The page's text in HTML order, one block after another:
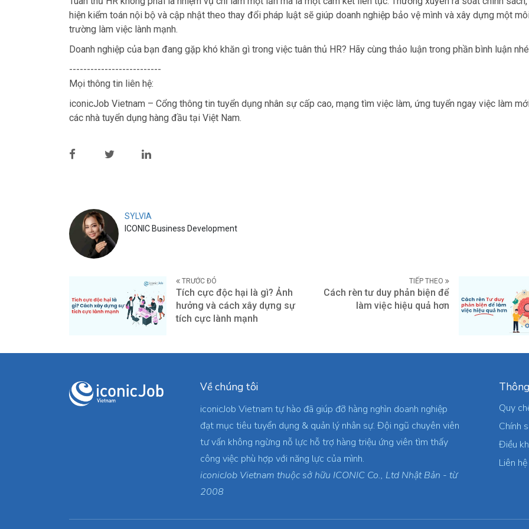
hiện kiểm toán nội bộ và cập nhật theo thay đổi pháp luật sẽ giúp doanh nghiệp bảo vệ mình và xây dựng một
trường làm việc lành mạnh.
Doanh nghiệp của bạn đang gặp khó khăn gì trong việc tuân thủ HR? Hãy cùng thảo luận trong phần bình luận
--------------------------
Mọi thông tin liên hệ:
iconicJob Vietnam – Cổng thông tin tuyển dụng nhân sự cấp cao, mạng tìm việc làm, ứng tuyển ngay việc làm
các nhà tuyển dụng hàng đầu tại Việt Nam.
SYLVIA
ICONIC Business Development
TRƯỚC ĐÓ
Tích cực độc hại là gì? Ảnh
hưởng và cách xây dựng sự
tích cực lành mạnh
TIẾP THEO
Cách rèn tư duy phản biện để
làm việc hiệu quả hơn
Về chúng tôi
iconicJob Vietnam tự hào đã giúp đỡ hàng nghìn doanh nghiệp
đạt mục tiêu tuyển dụng & quản lý nhân sự. Đội ngũ chuyên viên
tư vấn không ngừng nỗ lực hỗ trợ hàng triệu ứng viên tìm thấy
công việc phù hợp với năng lực của mình.
iconicJob Vietnam thuộc sở hữu ICONIC Co., Ltd Nhật Bản - từ
2008
Quy
Chính
Điều
Liên hệ